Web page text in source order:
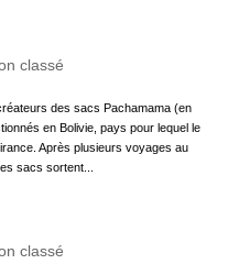
classé
des sacs Pachamama (en
en Bolivie, pays pour lequel le
Après plusieurs voyages au
sacs sortent...
classé